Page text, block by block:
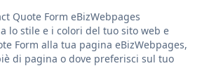
Quote Form eBizWebpages
lo stile e i colori del tuo sito web e
Form alla tua pagina eBizWebpages,
di pagina o dove preferisci sul tuo